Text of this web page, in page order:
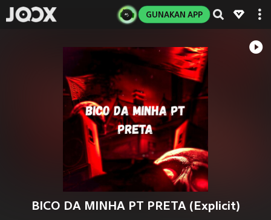
GUNAKAN APP
BICO DA MINHA PT PRETA (Explicit)